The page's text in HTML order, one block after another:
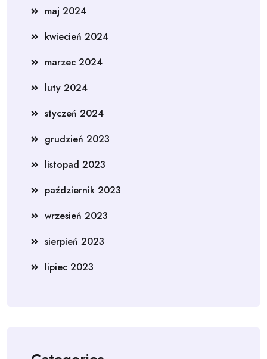
maj 2024
kwiecień 2024
marzec 2024
luty 2024
styczeń 2024
grudzień 2023
listopad 2023
październik 2023
wrzesień 2023
sierpień 2023
lipiec 2023